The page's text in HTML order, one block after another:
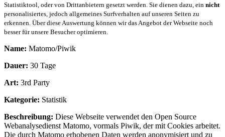
Statistiktool, oder von Drittanbietern gesetzt werden. Sie dienen dazu, ein nicht
personalisiertes, jedoch allgemeines Surfverhalten auf unseren Seiten zu
erkennen. Über diese Auswertung können wir das Angebot der Webseite noch
besser für unsere Besucher optimieren.
Name: Matomo/Piwik
Dauer: 30 Tage
Art: 3rd Party
Kategorie: Statistik
Beschreibung: Diese Webseite verwendet den Open Source
Webanalysedienst Matomo, vormals Piwik, der mit Cookies arbeitet.
Die durch Matomo erhobenen Daten werden anonymisiert und zu